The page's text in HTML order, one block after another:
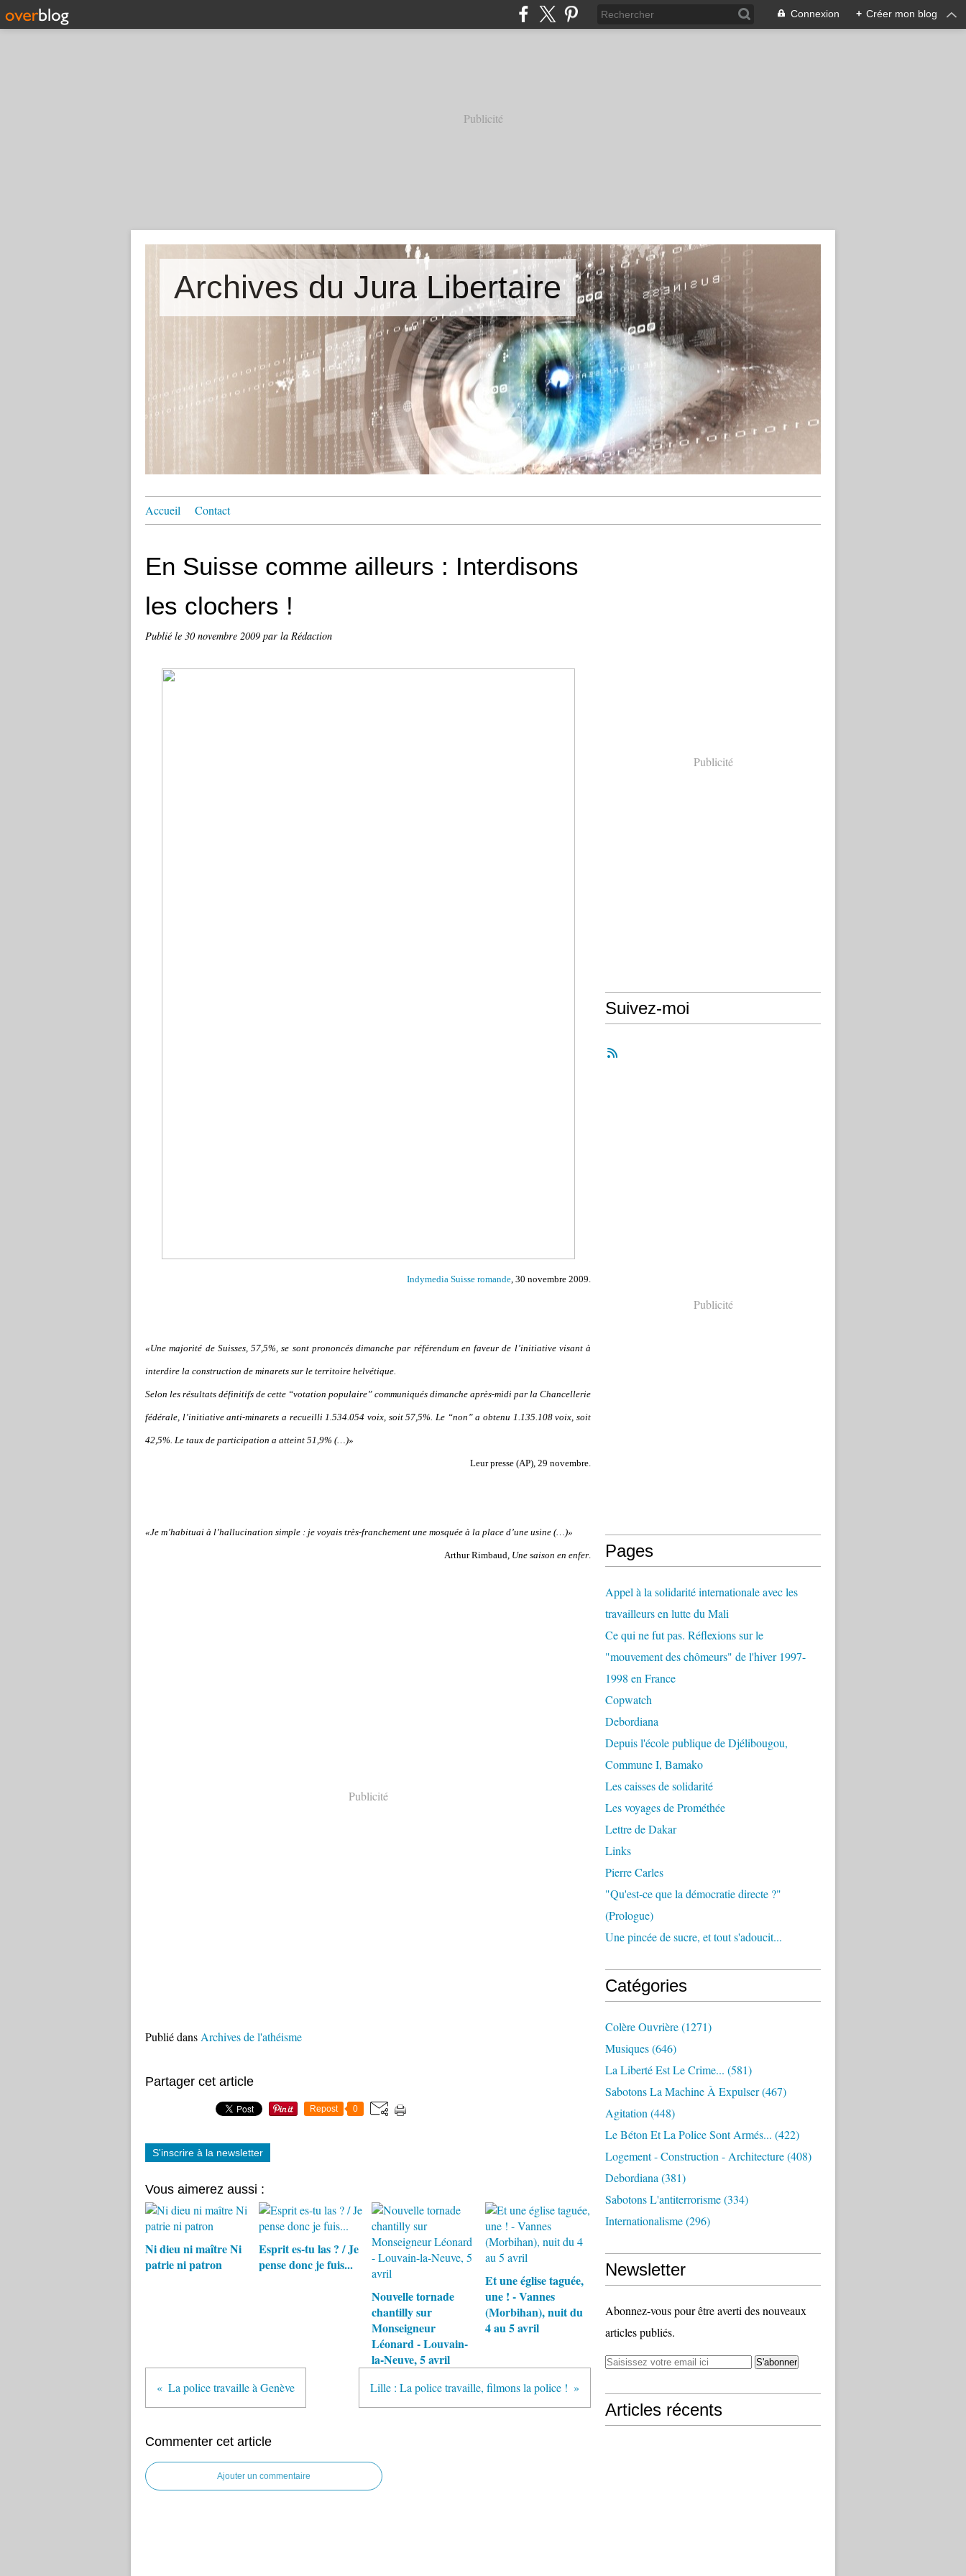
Connexion + Créer mon blog
Publicité
Archives du Jura Libertaire
Accueil Contact
En Suisse comme ailleurs : Interdisons
les clochers !
Publié le 30 novembre 2009 par la Rédaction
Indymedia Suisse romande, 30 novembre 2009.
«Une majorité de Suisses, 57,5%, se sont prononcés dimanche par référendum en faveur de l’initiative visant à
interdire la construction de minarets sur le territoire helvétique.
Selon les résultats définitifs de cette “votation populaire” communiqués dimanche après-midi par la Chancellerie
fédérale, l’initiative anti-minarets a recueilli 1.534.054 voix, soit 57,5%. Le “non” a obtenu 1.135.108 voix, soit
42,5%. Le taux de participation a atteint 51,9% (…)»
Leur presse (AP), 29 novembre.
«Je m’habituai à l’hallucination simple : je voyais très-franchement une mosquée à la place d’une usine (…)»
Arthur Rimbaud, Une saison en enfer.
Publicité
Publié dans Archives de l'athéisme
Partager cet article
Repost 0
S'inscrire à la newsletter
Vous aimerez aussi :
Ni dieu ni maître Ni
patrie ni patron
Esprit es-tu las ? / Je
pense donc je fuis...
Nouvelle tornade
chantilly sur
Monseigneur
Léonard - Louvain-
la-Neuve, 5 avril
Et une église taguée,
une ! - Vannes
(Morbihan), nuit du
4 au 5 avril
La police travaille à Genève Lille : La police travaille, filmons la police !
Commenter cet article
Ajouter un commentaire
Publicité
Suivez-moi
Publicité
Pages
Appel à la solidarité internationale avec les
travailleurs en lutte du Mali
Ce qui ne fut pas. Réflexions sur le
"mouvement des chômeurs" de l'hiver 1997-
1998 en France
Copwatch
Debordiana
Depuis l'école publique de Djélibougou,
Commune I, Bamako
Les caisses de solidarité
Les voyages de Prométhée
Lettre de Dakar
Links
Pierre Carles
"Qu'est-ce que la démocratie directe ?"
(Prologue)
Une pincée de sucre, et tout s'adoucit...
Catégories
Colère Ouvrière(1271)
Musiques(646)
La Liberté Est Le Crime... (581)
Sabotons La Machine À Expulser(467)
Agitation (448)
Le Béton Et La Police Sont Armés... (422)
Logement - Construction - Architecture(408)
Debordiana (381)
Sabotons L'antiterrorisme(334)
Internationalisme(296)
Newsletter
Abonnez-vous pour être averti des nouveaux
articles publiés.
Articles récents